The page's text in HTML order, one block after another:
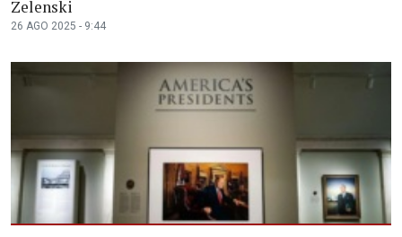
Zelenski
26 AGO 2025 - 9:44